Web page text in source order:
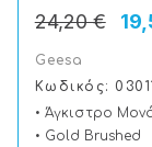
24,20 €
Geesa
Κωδικός:
• Άγκιστρο
• Gold Brushed